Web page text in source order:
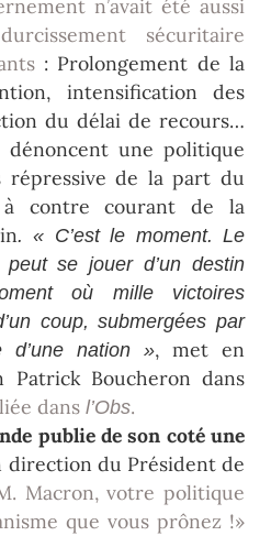
n’avait été aussi
sécuritaire
: Prolongement de la
intensification des
du délai de recours…
dénoncent une politique
de la part du
à contre courant de la
. « C’est le moment. Le
se jouer d’un destin
où mille victoires
coup, submergées par
d’une nation », met en
Patrick Boucheron dans
dans l’Obs.
publie de son coté une
direction du Président de
Macron, votre politique
que vous prônez !»